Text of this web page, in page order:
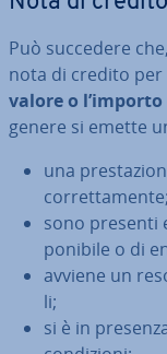
Può succedere
nota di credito per
valore o
genere si emette
una
cor­ret­ta­men­te;
sono presenti
po­ni­bi­le o di
avviene un
li;
si è in